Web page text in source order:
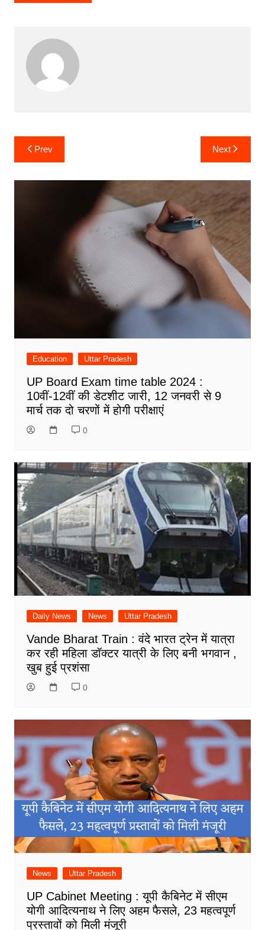
Post
navigation
Prev Next
Education Uttar Pradesh
UP Board Exam time table 2024 :
10वीं-12वीं की डेटशीट जारी, 12 जनवरी से 9
मार्च तक दो चरणों में होगी परीक्षाएं
0
Daily News News Uttar Pradesh
Vande Bharat Train : वंदे भारत ट्रेन में यात्रा
कर रही महिला डॉक्टर यात्री के लिए बनी भगवान ,
खुब हुई प्रशंसा
0
News Uttar Pradesh
UP Cabinet Meeting : यूपी कैबिनेट में सीएम
योगी आदित्यनाथ ने लिए अहम फैसले, 23 महत्वपूर्ण
प्रस्तावों को मिली मंजूरी